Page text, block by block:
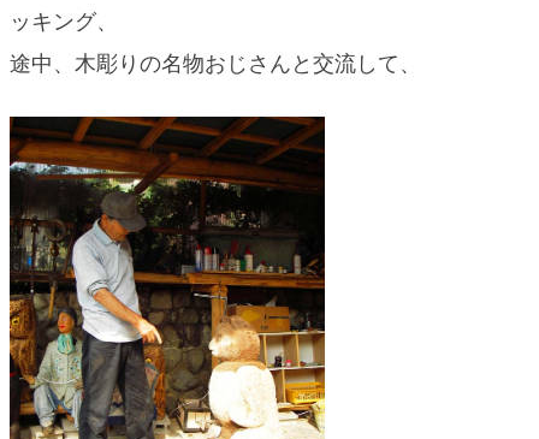
ッキング、
途中、木彫りの名物おじさんと交流して、